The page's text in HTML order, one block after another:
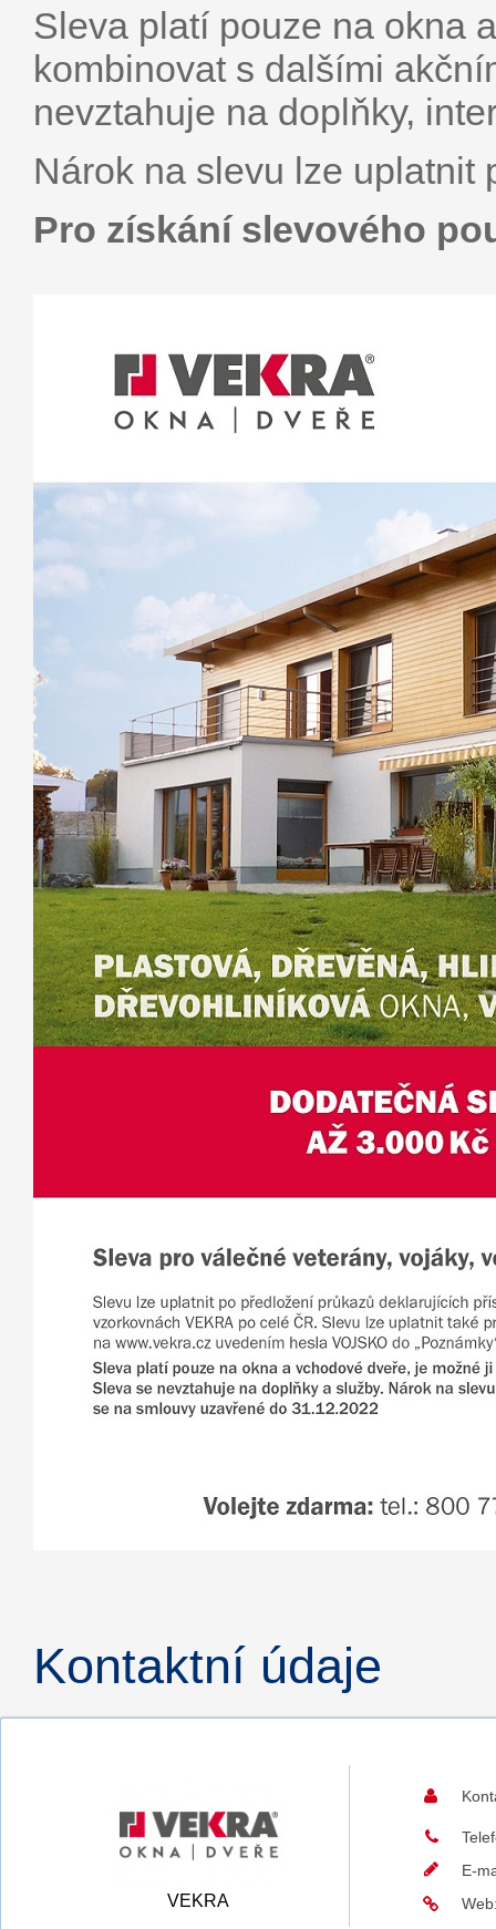
Sleva platí pouze na okna
kombinovat s dalšími
nevztahuje na doplňky,
Nárok na slevu lze uplatnit
Pro získání slevového
Kontaktní údaje
VEKRA
E-